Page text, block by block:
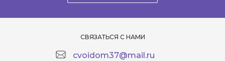
СВЯЗАТЬСЯ С НАМИ
cvoidom37@mail.ru